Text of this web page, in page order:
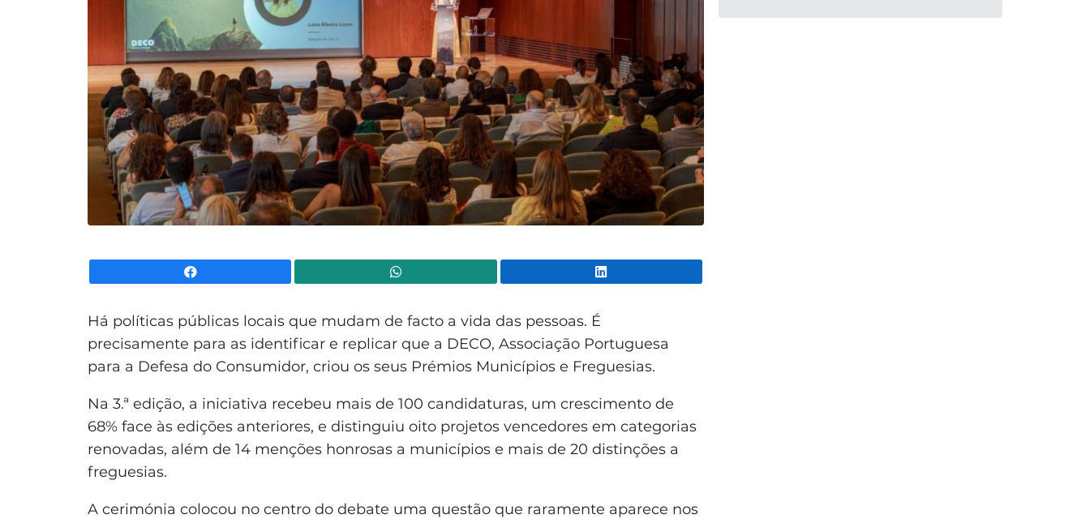
Há políticas públicas locais que mudam de facto a vida das pessoas. É
precisamente para as identificar e replicar que a DECO, Associação Portuguesa
para a Defesa do Consumidor, criou os seus Prémios Municípios e Freguesias.
Na 3.ª edição, a iniciativa recebeu mais de 100 candidaturas, um crescimento de
68% face às edições anteriores, e distinguiu oito projetos vencedores em categorias
renovadas, além de 14 menções honrosas a municípios e mais de 20 distinções a
freguesias.
A cerimónia colocou no centro do debate uma questão que raramente aparece nos